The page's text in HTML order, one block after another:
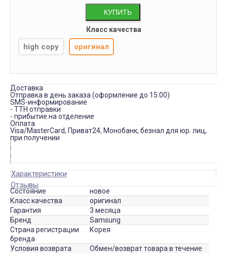
КУПИТЬ
Класс качества
high copy оригинал
Доставка
Отправка в день заказа (оформление до 15:00)
SMS-информирование
- ТТН отправки
- прибытие на отделение
Оплата
Visa/MasterCard, Приват24, Монобанк, безнал для юр. лиц,
при получении
Характеристики
Отзывы
Состояние
новое
Класс качества
оригинал
Гарантия
3 месяца
Бренд
Samsung
Страна регистрации
бренда
Корея
Условия возврата
Обмен/возврат товара в течение